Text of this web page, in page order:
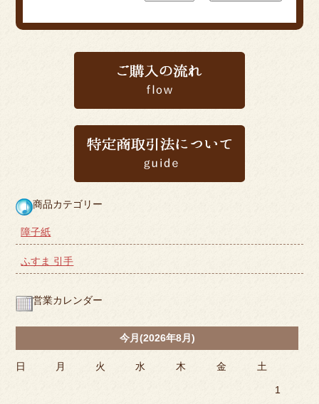
商品カテゴリー
障子紙
ふすま 引手
営業カレンダー
今月(2026年8月)
日 月 火 水 木 金 土
1